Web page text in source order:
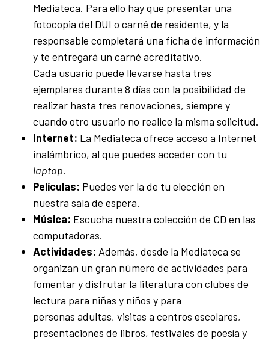
Mediateca. Para ello hay que presentar una
fotocopia del DUI o carné de residente, y la
responsable completará una ficha de información
y te entregará un carné acreditativo.
Cada usuario puede llevarse hasta tres
ejemplares durante 8 días con la posibilidad de
realizar hasta tres renovaciones, siempre y
cuando otro usuario no realice la misma solicitud.
Internet: La Mediateca ofrece acceso a Internet
inalámbrico, al que puedes acceder con tu
laptop.
Películas: Puedes ver la de tu elección en
nuestra sala de espera.
Música: Escucha nuestra colección de CD en las
computadoras.
Actividades: Además, desde la Mediateca se
organizan un gran número de actividades para
fomentar y disfrutar la literatura con clubes de
lectura para niñas y niños y para
personas adultas, visitas a centros escolares,
presentaciones de libros, festivales de poesía y